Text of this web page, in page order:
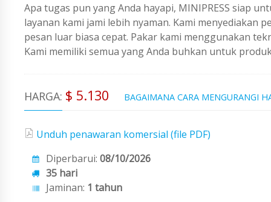
Apa tugas pun yang Anda hayapi, MINIPRESS siap
layanan kami jami lebih nyaman. Kami menyediakan
pesan luar biasa cepat. Pakar kami menggunakan
Kami memiliki semua yang Anda buhkan untuk
HARGA: $ 5.130 BAGAIMANA CARA MENGURANGI
Unduh penawaran komersial (file PDF)
Diperbarui: 08/10/2026
35 hari
Jaminan: 1 tahun